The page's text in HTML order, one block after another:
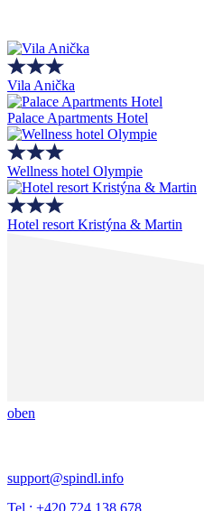
Vila Anička
Palace Apartments Hotel
Wellness hotel Olympie
Hotel resort Kristýna & Martin
oben
support@spindl.info
Tel.: +420 724 138 678